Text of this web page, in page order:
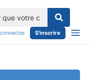
S'inscrire